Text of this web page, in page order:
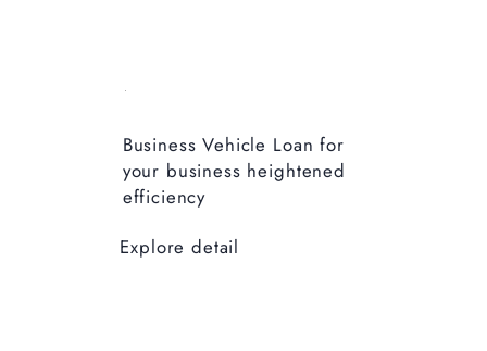
Explore detail
Business Vehicle Loan for
your business heightened
efficiency